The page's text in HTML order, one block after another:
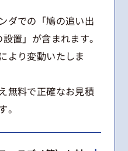
ダでの「鳩の追い出
置」が含まれます。
より変動いたしま
無料で正確なお見積
。